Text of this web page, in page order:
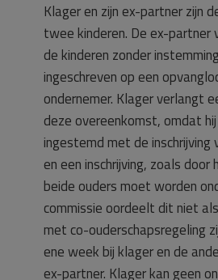
Klager en zijn ex-partner zijn
twee kinderen. De ex-partner
de kinderen zonder
ingeschreven op een
ondernemer. Klager verlangt
deze overeenkomst, omdat
ingestemd met de inschrijving
en een inschrijving, zoals
beide ouders moet worden
commissie oordeelt dit niet
met co-ouderschapsregeling
ene week bij klager en de
ex-partner. Klager kan geen